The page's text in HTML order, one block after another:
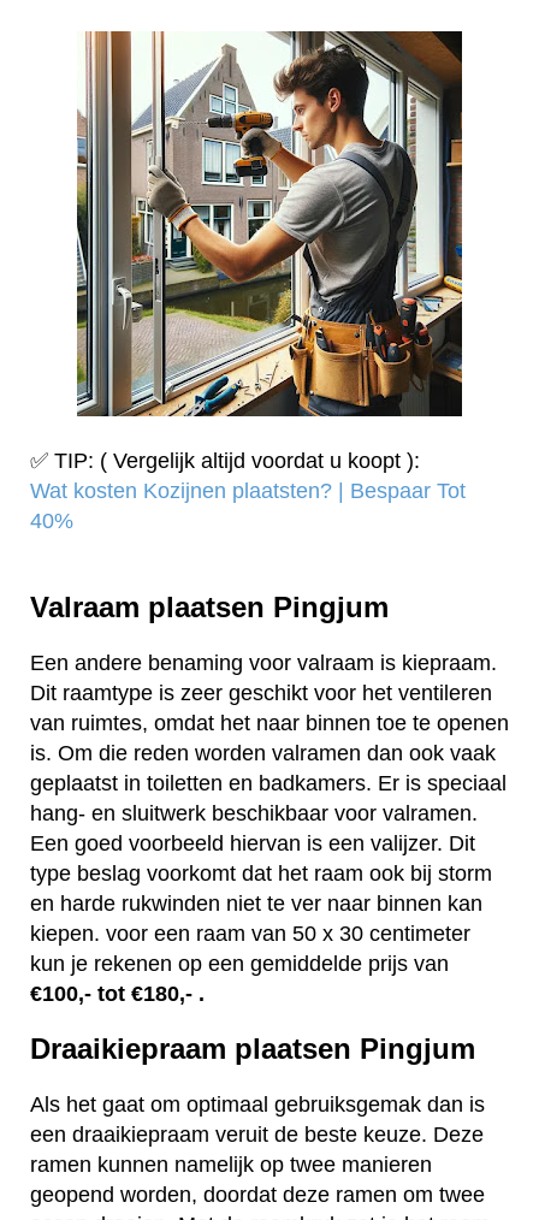
✅ TIP: ( Vergelijk altijd voordat u koopt ):
Wat kosten Kozijnen plaatsten? | Bespaar Tot
40%‎
Valraam plaatsen Pingjum
Een andere benaming voor valraam is kiepraam.
Dit raamtype is zeer geschikt voor het ventileren
van ruimtes, omdat het naar binnen toe te openen
is. Om die reden worden valramen dan ook vaak
geplaatst in toiletten en badkamers. Er is speciaal
hang- en sluitwerk beschikbaar voor valramen.
Een goed voorbeeld hiervan is een valijzer. Dit
type beslag voorkomt dat het raam ook bij storm
en harde rukwinden niet te ver naar binnen kan
kiepen. voor een raam van 50 x 30 centimeter
kun je rekenen op een gemiddelde prijs van
€100,- tot €180,- .
Draaikiepraam plaatsen Pingjum
Als het gaat om optimaal gebruiksgemak dan is
een draaikiepraam veruit de beste keuze. Deze
ramen kunnen namelijk op twee manieren
geopend worden, doordat deze ramen om twee